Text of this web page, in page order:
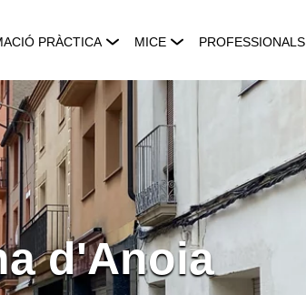
PRÀCTICA MICE PROFESSIONALS
d'Anoia